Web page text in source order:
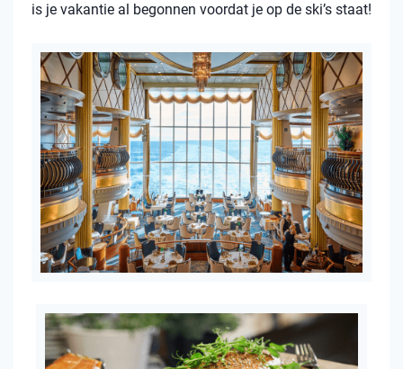
is je vakantie al begonnen voordat je op de ski’s staat!